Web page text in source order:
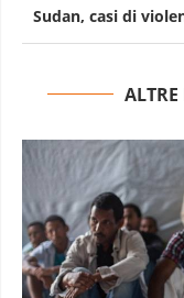
Sudan, casi di
ALTRE